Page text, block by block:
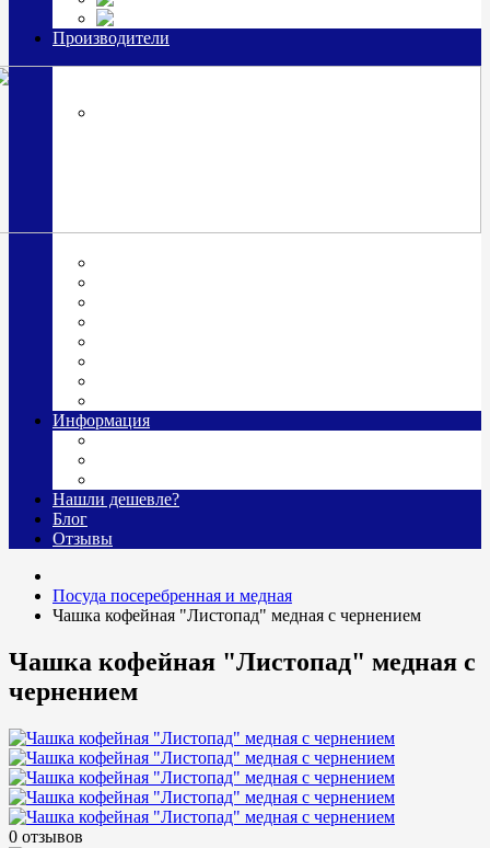
Производители
Информация
Нашли дешевле?
Блог
Отзывы
Посуда посеребренная и медная
Чашка кофейная "Листопад" медная с чернением
Чашка кофейная "Листопад" медная с
чернением
0 отзывов